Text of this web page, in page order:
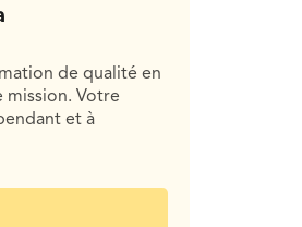
de qualité en
mission. Votre
et à